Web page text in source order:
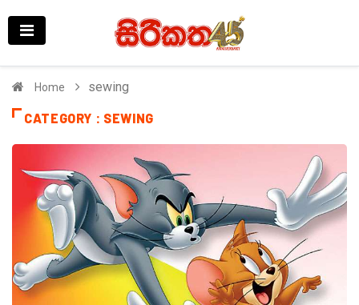
Home sewing
CATEGORY : SEWING